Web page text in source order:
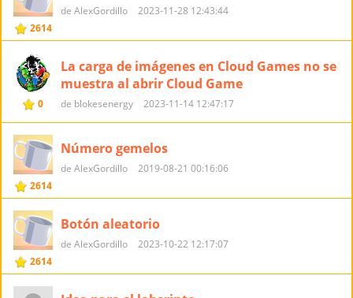
2614
de AlexGordillo 2023-11-28 12:43:44
0
La carga de imágenes en Cloud Games no se
muestra al abrir Cloud Game
de blokesenergy 2023-11-14 12:47:17
2614
Número gemelos
de AlexGordillo 2019-08-21 00:16:06
2614
Botón aleatorio
de AlexGordillo 2023-10-22 12:17:07